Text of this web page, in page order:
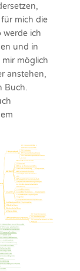
mich die
werde ich
und in
mir möglich
anstehen,
Buch.